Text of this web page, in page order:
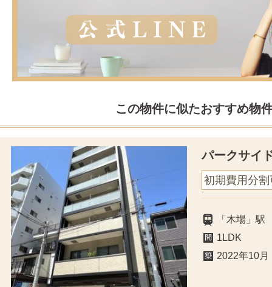
この物件に似たおすすめ物
パークサイ
初期費用分割
「木場」
1LDK
2022年10月